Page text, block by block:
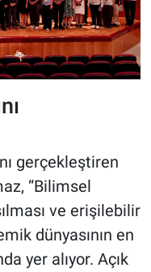
gerçekleştiren
“Bilimsel
ve erişilebilir
dünyasının en
yer alıyor. Açık